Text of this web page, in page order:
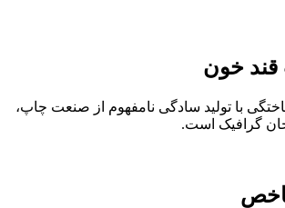
خون
با تولید سادگی نامفهوم از صنعت چاپ،
گرافیک است.